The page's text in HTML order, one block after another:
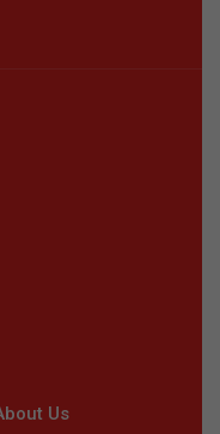
Us